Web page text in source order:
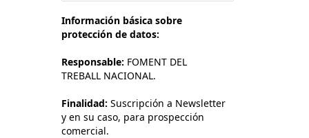
Información básica sobre
protección de datos:
Responsable: FOMENT DEL
TREBALL NACIONAL.
Finalidad: Suscripción a Newsletter
y en su caso, para prospección
comercial.